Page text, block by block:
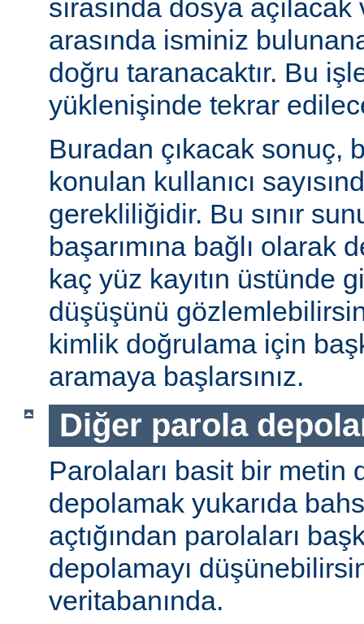
sırasında dosya açılacak
arasında isminiz
doğru taranacaktır. Bu
yüklenişinde tekrar
Buradan çıkacak sonuç,
konulan kullanıcı
gerekliliğidir. Bu sınır
başarımına bağlı olarak
kaç yüz kayıtın üstünde
düşüşünü
kimlik doğrulama için
aramaya başlarsınız.
Diğer parola
Parolaları basit bir metin
depolamak yukarıda
açtığından parolaları
depolamayı
veritabanında.